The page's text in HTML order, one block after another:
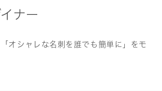
ナー
オシャレな名刺を誰でも簡単に」をモ